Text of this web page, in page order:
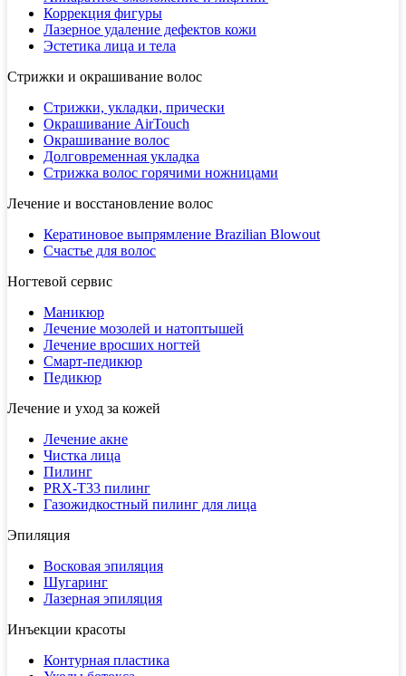
Коррекция фигуры
Лазерное удаление дефектов кожи
Эстетика лица и тела
Стрижки и окрашивание волос
Стрижки, укладки, прически
Окрашивание AirTouch
Окрашивание волос
Долговременная укладка
Стрижка волос горячими ножницами
Лечение и восстановление волос
Кератиновое выпрямление Brazilian Blowout
Счастье для волос
Ногтевой сервис
Маникюр
Лечение мозолей и натоптышей
Лечение вросших ногтей
Смарт-педикюр
Педикюр
Лечение и уход за кожей
Лечение акне
Чистка лица
Пилинг
PRX-T33 пилинг
Газожидкостный пилинг для лица
Эпиляция
Восковая эпиляция
Шугаринг
Лазерная эпиляция
Инъекции красоты
Контурная пластика